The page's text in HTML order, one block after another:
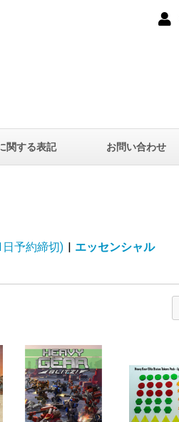
関する表記 お問い合わせ
予約締切) | エッセンシャル